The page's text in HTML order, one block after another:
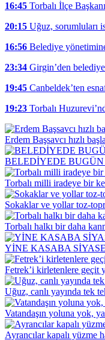
16:45 Torbalı İlçe
20:15 Uğuz, sorumluları
16:56 Belediye
23:34 Girgin’den
19:45 Canbeldek’ten
19:23 Torbalı
Erdem Başsavcı hızlı
BELEDİYEDE
Torbalı milli iradeye bir
Sokaklar ve yollar toz-
Torbalı halkı bir daha
YİNE KASABA
Fetrek’i kirletenlere geçit
Uğuz, canlı yayında tek
Vatandaşın yoluna yok,
Ayrancılar kapalı yüzme